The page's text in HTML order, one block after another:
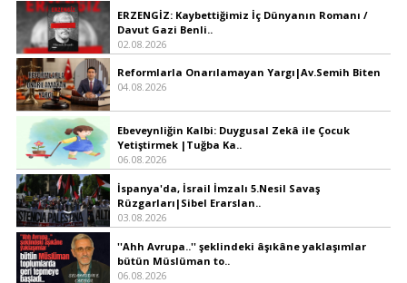
ERZENGİZ: Kaybettiğimiz İç Dünyanın Romanı /
Davut Gazi Benli..
02.08.2026
Reformlarla Onarılamayan Yargı|Av.Semih Biten
04.08.2026
Ebeveynliğin Kalbi: Duygusal Zekâ ile Çocuk
Yetiştirmek |Tuğba Ka..
06.08.2026
İspanya'da, İsrail İmzalı 5.Nesil Savaş
Rüzgarları|Sibel Erarslan..
03.08.2026
''Ahh Avrupa..'' şeklindeki âşıkâne yaklaşımlar
bütün Müslüman to..
06.08.2026